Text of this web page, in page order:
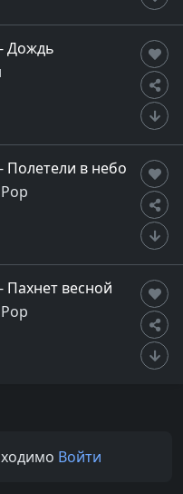
Дождь
Полетели в небо
Пахнет весной
Войти